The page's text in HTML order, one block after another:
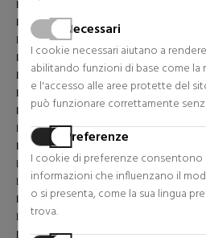
Necessari
I cookie necessari aiutano a
abilitando funzioni di base come la
e l'accesso alle aree protette del
può funzionare correttamente
Preferenze
I cookie di preferenze consentono
informazioni che influenzano il
o si presenta, come la sua lingua
trova.
LA MER
LA PRAIRIE
LA ROCHE POSAY
LACOSTE
LALIQUE
LANCASTER
LANCOME
LANEIGE
LANVIN
LANZALOE
LATTAFA
LAURA BIAGIOTTI
LAURA MERCIER